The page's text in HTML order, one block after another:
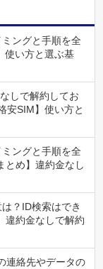
ングと手順を全
使い方と選ぶ基
しで解約してお
安SIM】使い方と
ングと手順を全
とめ】違約金なし
？ID検索はでき
違約金なしで解約
連絡先やデータの